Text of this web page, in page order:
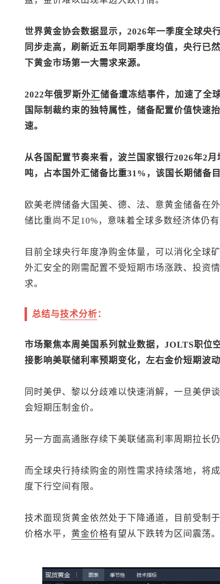
世界黄金协会数据显示，2026年一季度全球央
同步走高，刷新近五年同期季度均值，央行已
下黄金市场第一大需求来源。
2022年俄罗斯外汇储备遭冻结事件，加速了全
国际制裁约束的独特属性，储备配置价值快速
速。
从各国配置节奏来看，波兰国家银行2026年2
吨，占本国外汇储备比重31%，该国长期储备
欧美老牌储备大国美、德、法、意黄金储备在
储比重尚不足10%，意味着全球多数经济体仍
目前全球央行年度净购金体量，可以消化全球
外汇安全的刚需配置不受短期市场涨跌、投资
求。
总结与技术分析 ：
市场聚焦本周美国系列就业数据，JOLTS职位
接影响美联储利率预期变化，左右金价短期波
同时美伊、黎以分歧难以快速消解，一旦美伊
会短期压制金价。
另一方面高通胀存续下美联储高利率周期拉长
而全球央行持续购金的刚性需求持续落地，将
度下行空间有限。
技术面现货黄金依然处于下降通道，目前受制
价格水平， 黄金价格有望从下跌转为区间震荡。